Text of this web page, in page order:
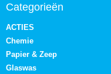
Categorieën
ACTIES
Chemie
Papier & Zeep
Glaswas